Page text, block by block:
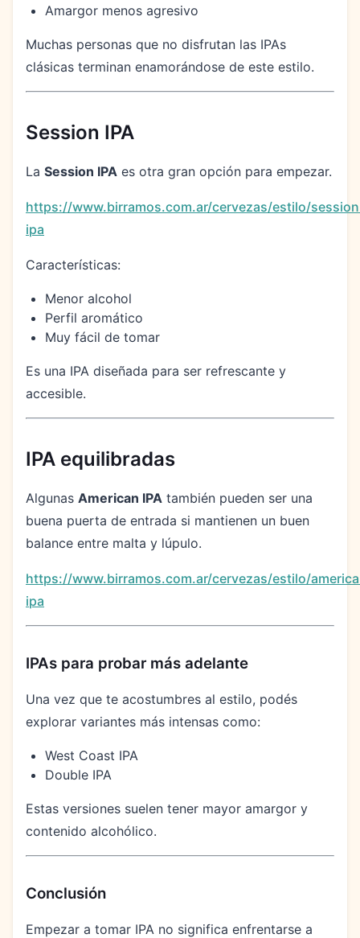
Amargor menos agresivo
Muchas personas que no disfrutan las IPAs
clásicas terminan enamorándose de este estilo.
Session IPA
La Session IPA es otra gran opción para empezar.
https://www.birramos.com.ar/cervezas/estilo/
ipa
Características:
Menor alcohol
Perfil aromático
Muy fácil de tomar
Es una IPA diseñada para ser refrescante y
accesible.
IPA equilibradas
Algunas American IPA también pueden ser una
buena puerta de entrada si mantienen un buen
balance entre malta y lúpulo.
https://www.birramos.com.ar/cervezas/estilo/
ipa
IPAs para probar más adelante
Una vez que te acostumbres al estilo, podés
explorar variantes más intensas como:
West Coast IPA
Double IPA
Estas versiones suelen tener mayor amargor y
contenido alcohólico.
Conclusión
Empezar a tomar IPA no significa enfrentarse a